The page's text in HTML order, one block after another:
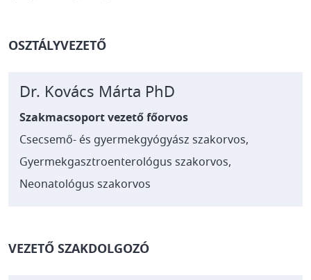
OSZTÁLYVEZETŐ
Dr. Kovács Márta PhD
Szakmacsoport vezető főorvos
Csecsemő- és gyermekgyógyász szakorvos,
Gyermekgasztroenterológus szakorvos,
Neonatológus szakorvos
VEZETŐ SZAKDOLGOZÓ